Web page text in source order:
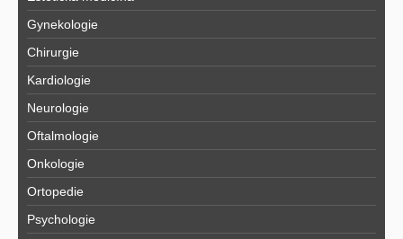
Gynekologie
Chirurgie
Kardiologie
Neurologie
Oftalmologie
Onkologie
Ortopedie
Psychologie